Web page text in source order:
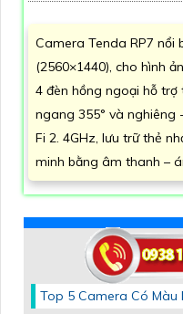
Camera Tenda RP7 nổi
(2560×1440), cho hình
4 đèn hồng ngoại hỗ
ngang 355° và nghiêng
Fi 2. 4GHz, lưu trữ thẻ
minh bằng âm thanh –
CAMERA
Top 5 Camera Có Màu